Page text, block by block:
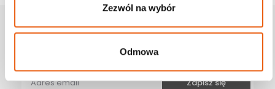
Zezwól na wybór
Odmowa
Zapisz Się Na Newsletter
Bądź na bieżąco z naszymi wszystkimi nowościami i promocjami.